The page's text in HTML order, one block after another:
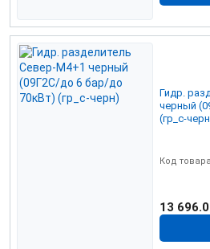
Гидр.
черный
(гр_с-
Код
13